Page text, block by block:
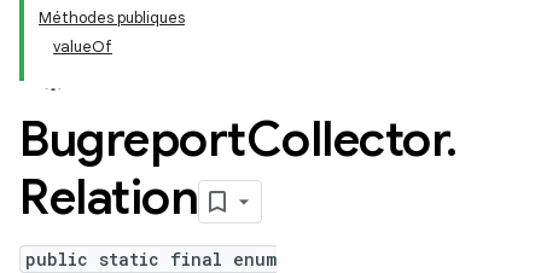
Méthodes publiques
valueOf
BugreportCollector.
Relation
public static final enum